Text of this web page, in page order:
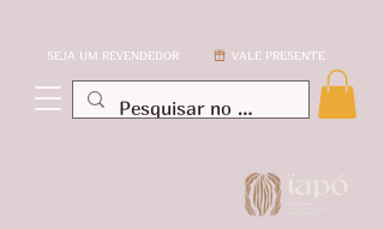
VALE PRESENTE
SEJA UM REVENDEDOR